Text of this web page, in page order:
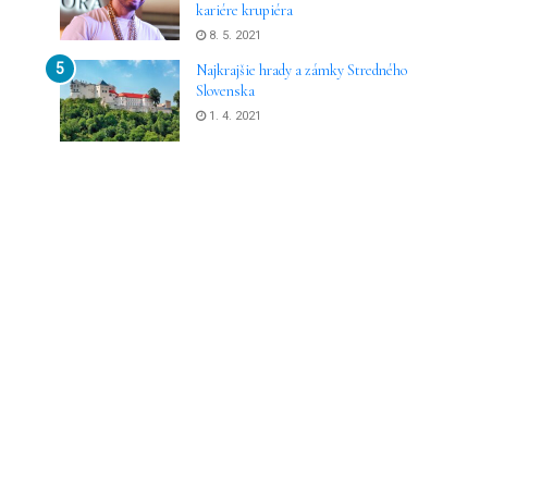
kariére krupiéra
8. 5. 2021
Najkrajšie hrady a zámky Stredného
Slovenska
1. 4. 2021